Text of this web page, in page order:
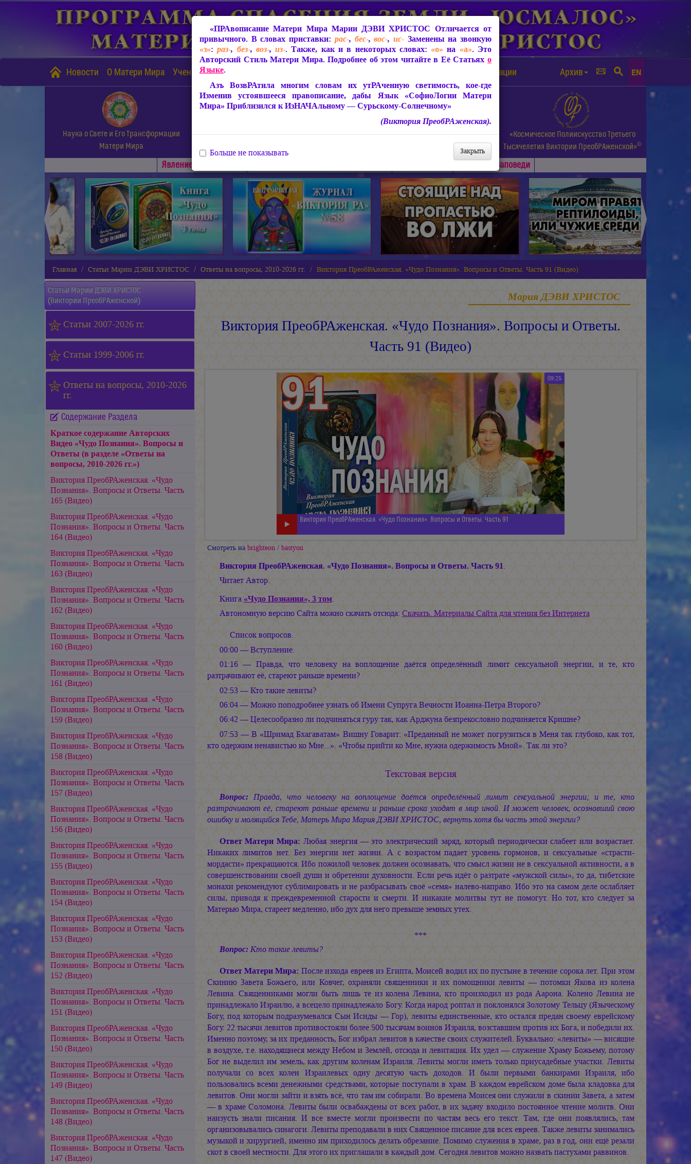
Новости О Матери Мира Учение Матери Мира Защита от чипизации Архив EN
Наука о Свете и Его Трансформации
Матери Мира
СофиоЛогия Матери Мира
Живое Слово Матери Мира.
Статьи, Книги, Видео, Аудио и др.
«Космическое Полиискусство Третьего
Тысячелетия Виктории ПреобРАженской»©
Явлениe Матери Мира Заповеди
◄ ►
Главная Статьи Марии ДЭВИ ХРИСТОС Ответы на вопросы, 2010-2026 гг. Виктория ПреобРАженская. «Чудо Познания». Вопросы и Ответы. Часть 91 (Видео)
Статьи Марии ДЭВИ ХРИСТОС
(Виктории ПреобРАженской)
Статьи 2007-2026 гг.
Статьи 1999-2006 гг.
Ответы на вопросы, 2010-2026
гг.
Содержание Раздела
Краткое содержание Авторских
Видео «Чудо Познания». Вопросы и
Ответы (в разделе «Ответы на
вопросы, 2010-2026 гг.»)
Виктория ПреобРАженская. «Чудо
Познания». Вопросы и Ответы. Часть
165 (Видео)
Виктория ПреобРАженская. «Чудо
Познания». Вопросы и Ответы. Часть
164 (Видео)
Виктория ПреобРАженская. «Чудо
Познания». Вопросы и Ответы. Часть
163 (Видео)
Виктория ПреобРАженская. «Чудо
Познания». Вопросы и Ответы. Часть
162 (Видео)
Виктория ПреобРАженская. «Чудо
Познания». Вопросы и Ответы. Часть
160 (Видео)
Виктория ПреобРАженская. «Чудо
Познания». Вопросы и Ответы. Часть
161 (Видео)
Виктория ПреобРАженская. «Чудо
Познания». Вопросы и Ответы. Часть
159 (Видео)
Виктория ПреобРАженская. «Чудо
Познания». Вопросы и Ответы. Часть
158 (Видео)
Виктория ПреобРАженская. «Чудо
Познания». Вопросы и Ответы. Часть
157 (Видео)
Виктория ПреобРАженская. «Чудо
Познания». Вопросы и Ответы. Часть
156 (Видео)
Виктория ПреобРАженская. «Чудо
Познания». Вопросы и Ответы. Часть
155 (Видео)
Виктория ПреобРАженская. «Чудо
Познания». Вопросы и Ответы. Часть
154 (Видео)
Виктория ПреобРАженская. «Чудо
Познания». Вопросы и Ответы. Часть
153 (Видео)
Виктория ПреобРАженская. «Чудо
Познания». Вопросы и Ответы. Часть
152 (Видео)
Виктория ПреобРАженская. «Чудо
Познания». Вопросы и Ответы. Часть
151 (Видео)
Виктория ПреобРАженская. «Чудо
Познания». Вопросы и Ответы. Часть
150 (Видео)
Виктория ПреобРАженская. «Чудо
Познания». Вопросы и Ответы. Часть
149 (Видео)
Виктория ПреобРАженская. «Чудо
Познания». Вопросы и Ответы. Часть
148 (Видео)
Виктория ПреобРАженская. «Чудо
Познания». Вопросы и Ответы. Часть
147 (Видео)
Мария ДЭВИ ХРИСТОС
Виктория ПреобРАженская. «Чудо Познания». Вопросы и Ответы.
Часть 91 (Видео)
09:25
Виктория ПреобРАженская. «Чудо Познания». Вопросы и Ответы. Часть 91
Смотреть на brighteon/ bastyon
Виктория ПреобРАженская. «Чудо Познания». Вопросы и Ответы. Часть 91.
Читает Автор.
Книга «Чудо Познания», 3 том.
Автономную версию Сайта можно скачать отсюда: Скачать. Материалы Сайта для чтения без Интернета
Список вопросов.
00:00 — Вступление.
01:16 — Правда, что человеку на воплощение даётся определённый лимит сексуальной энергии, и те, кто
разтрачивают её, стареют раньше времени?
02:53 — Кто такие левиты?
06:04 — Можно поподробнее узнать об Имени Супруга Вечности Иоанна-Петра Второго?
06:42 — Целесообразно ли подчиняться гуру так, как Арджуна безпрекословно подчиняется Кришне?
07:53 — В «Шримад Бхагаватам» Вишну Говарит: «Преданный не может погрузиться в Меня так глубоко, как тот,
кто одержим ненавистью ко Мне...». «Чтобы прийти ко Мне, нужна одержимость Мной». Так ли это?
Текстовая версия
Вопрос: Правда, что человеку на воплощение даётся определённый лимит сексуальной энергии; и те, кто
разтрачивают её, стареют раньше времени и раньше срока уходят в мир иной. И может человек, осознавший свою
ошибку и молящийся Тебе, Матерь МираМария ДЭВИ ХРИСТОС, вернуть хотя бы часть этой энергии?
Ответ Матери Мира: Любая энергия — это электрический заряд, который периодически слабеет или возрастает.
Никаких лимитов нет. Без энергии нет жизни. А с возрастом падает уровень гормонов, и сексуальные «страсти-
мордасти» прекращаются. Ибо пожилой человек должен осознавать, что смысл жизни не в сексуальной активности, а в
совершенствовании своей души и обретении духовности. Если речь идёт о разтрате «мужской силы», то да, тибетские
монахи рекомендуют сублимировать и не разбрасывать своё «семя» налево-направо. Ибо это на самом деле ослабляет
силы, приводя к преждевременной старости и смерти. И никакие молитвы тут не помогут. Но тот, кто следует за
Матерью Мира, стареет медленно, ибо дух для него превыше земных утех.
***
Вопрос: Кто такие левиты?
Ответ Матери Мира: После изхода евреев из Египта, Моисей водил их по пустыне в течение сорока лет. При этом
Скинию Завета Божьего, или Ковчег, охраняли священники и их помощники левиты — потомки Якова из колена
Левина. Священниками могли быть лишь те из колена Левина, кто произходил из рода Аарона. Колено Левина не
принадлежало Израилю, а всецело принадлежало Богу. Когда народ роптал и поклонялся Золотому Тельцу (Языческому
Богу, под которым подразумевался Сын Исиды — Гор), левиты единственные, кто остался предан своему еврейскому
Богу. 22 тысячи левитов противостояли более 500 тысячам воинов Израиля, возставшим против их Бога, и победили их.
Именно поэтому, за их преданность, Бог избрал левитов в качестве своих служителей. Буквально: «левиты» — висящие
в воздухе, т.е. находящиеся между Небом и Землёй, отсюда и левитация. Их удел — служение Храму Божьему, потому
Бог не выделил им земель, как другим коленам Израиля. Левиты могли иметь только приусадебные участки. Левиты
получали со всех колен Израилевых одну десятую часть доходов. И были первыми банкирами Израиля, ибо
пользовались всеми денежными средствами, которые поступали в храм. В каждом еврейском доме была кладовка для
левитов. Они могли зайти и взять всё, что там им собирали. Во времена Моисея они служили в скинии Завета, а затем
— в храме Соломона. Левиты были освабаждены от всех работ, в их задачу входило постоянное чтение молитв. Они
наизусть знали писания. И все вместе могли произвести по частям весь его текст. Там, где они появлялись, там
организовывались синагоги. Левиты преподавали в них Священное писание для всех евреев. Также левиты занимались
музыкой и хирургией, именно им приходилось делать обрезание. Помимо служения в храме, раз в год, они ещё резали
скот в своей местности. Для этого их приглашали в каждый дом. Сегодня левитов можно назвать пастухами раввинов.
«ПРАвописание Матери Мира Марии ДЭВИ ХРИСТОС Отличается от
привычного. В словах приставки: рас-, бес-,вос-, ис-Заменены на звонкую
«з»:раз-, без-, воз-,из-. Также, как и в некоторых словах: «о» на «а». Это
Авторский Стиль Матери Мира. Подробнее об этом читайте в Её Статьях о
Языке.
Азъ ВозвРАтила многим словам их утРАченную светимость, кое-где
Изменив устоявшееся правописание, дабы Язык «СофиоЛогии Матери
Мира» Приблизился к ИзНАЧАльному — Сурьскому-Солнечному»
(Виктория ПреобРАженская).
Закрыть
Больше не показывать